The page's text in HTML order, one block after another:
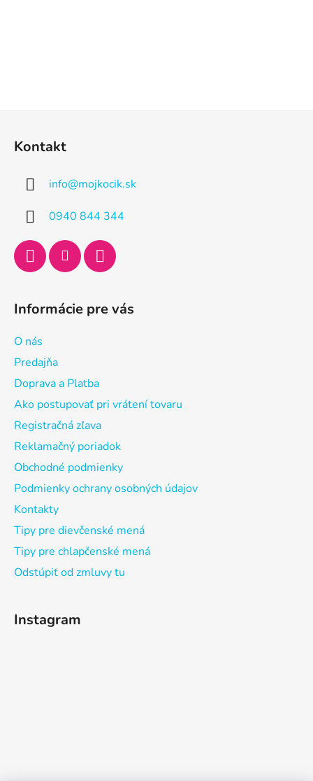
Kontakt
info@mojkocik.sk
0940 844 344
Informácie pre vás
O nás
Predajňa
Doprava a Platba
Ako postupovať pri vrátení tovaru
Registračná zľava
Reklamačný poriadok
Obchodné podmienky
Podmienky ochrany osobných údajov
Kontakty
Tipy pre dievčenské mená
Tipy pre chlapčenské mená
Odstúpiť od zmluvy tu
Instagram